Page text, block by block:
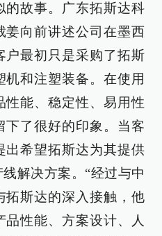
的故事。广东拓斯达科
姜向前讲述公司在墨西
户最初只是采购了拓斯
和注塑装备。在使用
性能、稳定性、易用性
下了很好的印象。当客
出希望拓斯达为其提供
解决方案。“经过与中
拓斯达的深入接触，他
性能、方案设计、人